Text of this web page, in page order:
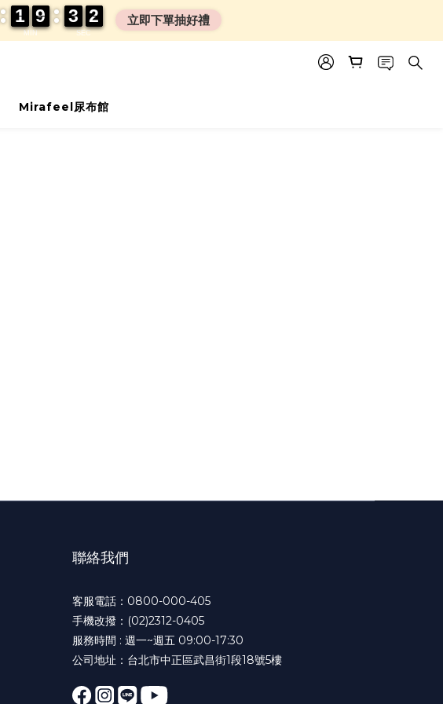
Mirafeel尿布館
聯絡我們
客服電話：0800-000-405
手機改撥：(02)2312-0405
服務時間 : 週一~週五 09:00-17:30
公司地址：台北市中正區武昌街1段18號5樓
MIN
1
1
1
1 9
9
9
9
SEC
3
3
3
3 0
0
2
2
2
2 立即下單抽好禮